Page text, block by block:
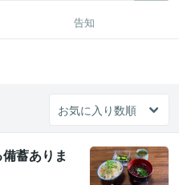
告知
蓄ありま